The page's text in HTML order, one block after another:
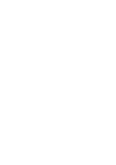
activos,
Existe la
estas